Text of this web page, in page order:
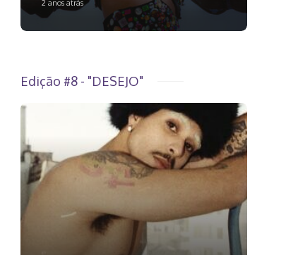
2 anos atrás
Edição #8 - "DESEJO"